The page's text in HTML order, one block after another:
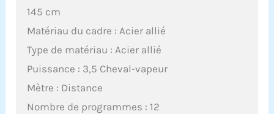
145 cm
Matériau du cadre : Acier allié
Type de matériau : Acier allié
Puissance : 3,5 Cheval-vapeur
Mètre : Distance
Nombre de programmes : 12